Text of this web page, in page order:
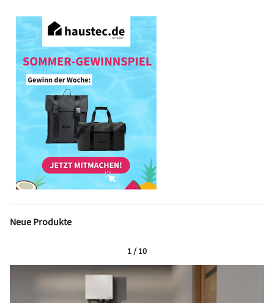
Neue Produkte
1 / 10